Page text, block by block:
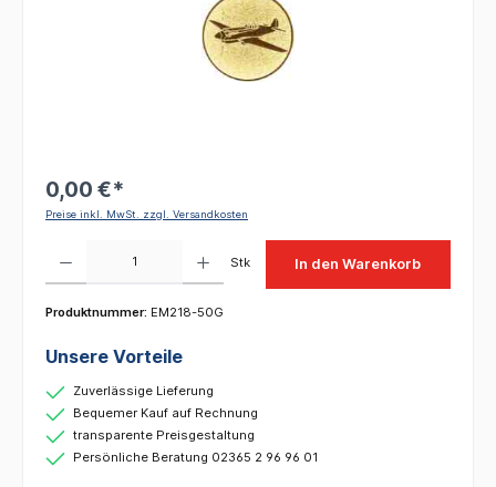
0,00 €*
Preise inkl. MwSt. zzgl. Versandkosten
Stk In den Warenkorb
Produktnummer: EM218-50G
Unsere Vorteile
Zuverlässige Lieferung
Bequemer Kauf auf Rechnung
transparente Preisgestaltung
Persönliche Beratung 02365 2 96 96 01